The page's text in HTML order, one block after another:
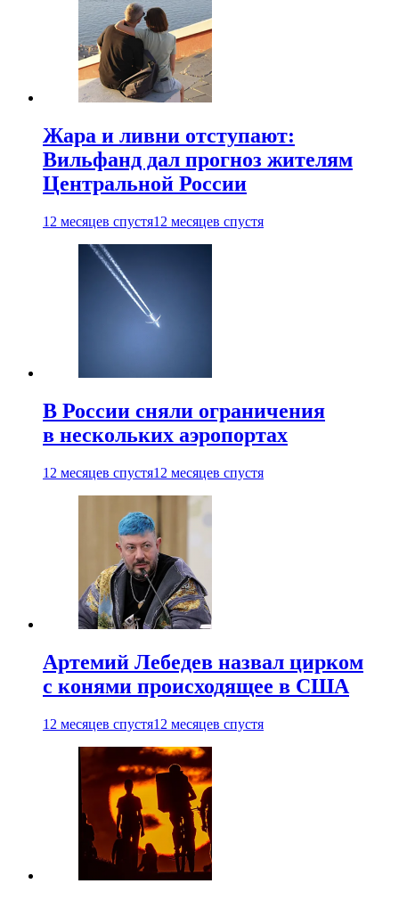
Жара и ливни отступают:
Вильфанд дал прогноз жителям
Центральной России
12 месяцев спустя12 месяцев спустя
В России сняли ограничения
в нескольких аэропортах
12 месяцев спустя12 месяцев спустя
Артемий Лебедев назвал цирком
с конями происходящее в США
12 месяцев спустя12 месяцев спустя